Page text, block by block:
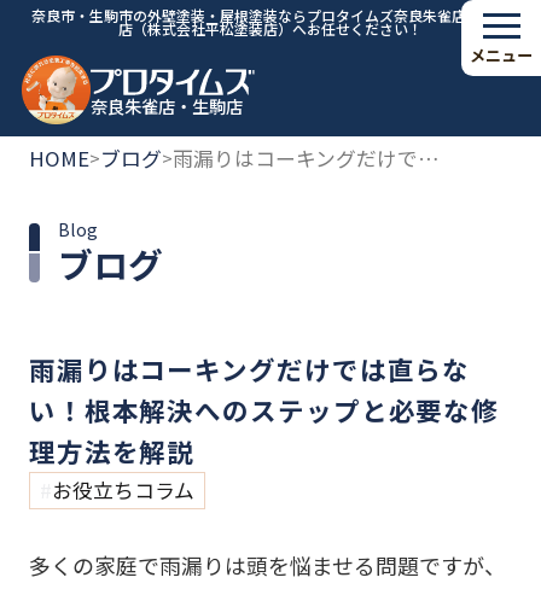
奈良市・生駒市の外壁塗装・屋根塗装ならプロタイムズ奈良朱雀店・生駒
店（株式会社平松塗装店）へお任せください！
奈良朱雀店・生駒店
メニュー
HOME>ブログ> 雨漏りはコーキングだけでは直らない！根本解決へのステップと必要な修理方法を解説
ブログ
Blog
雨漏りはコーキングだけでは直らな
い！根本解決へのステップと必要な修
理方法を解説
お役立ちコラム
多くの家庭で雨漏りは頭を悩ませる問題ですが、